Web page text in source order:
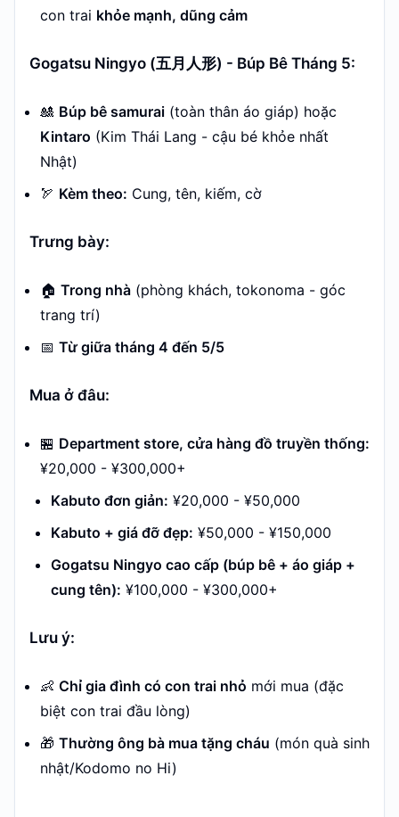
con trai khỏe mạnh, dũng cảm
Gogatsu Ningyo (五月人形) - Búp Bê Tháng 5:
🎎 Búp bê samurai (toàn thân áo giáp) hoặc
Kintaro (Kim Thái Lang - cậu bé khỏe nhất
Nhật)
🏹 Kèm theo: Cung, tên, kiếm, cờ
Trưng bày:
🏠 Trong nhà (phòng khách, tokonoma - góc
trang trí)
📅 Từ giữa tháng 4 đến 5/5
Mua ở đâu:
🏪 Department store, cửa hàng đồ truyền thống:
¥20,000 - ¥300,000+
Kabuto đơn giản: ¥20,000 - ¥50,000
Kabuto + giá đỡ đẹp: ¥50,000 - ¥150,000
Gogatsu Ningyo cao cấp (búp bê + áo giáp +
cung tên): ¥100,000 - ¥300,000+
Lưu ý:
👶 Chỉ gia đình có con trai nhỏ mới mua (đặc
biệt con trai đầu lòng)
🎁 Thường ông bà mua tặng cháu (món quà sinh
nhật/Kodomo no Hi)